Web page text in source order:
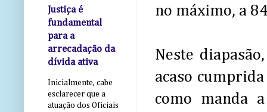
no máximo, a
Neste
acaso
como manda
Justiça é
fundamental
para a
arrecadação da
dívida ativa
Inicialmente, cabe
esclarecer que a
atuação dos Oficiais